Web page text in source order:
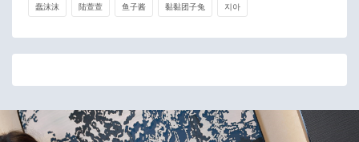
蠢沫沫 陆萱萱 鱼子酱 黏黏团子兔 지아